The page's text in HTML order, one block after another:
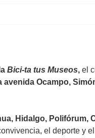
Bici-ta tus Museos, el
Ocampo,
Hidalgo, Polifórum,
el deporte y